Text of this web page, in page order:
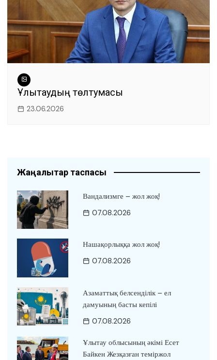
Ұлытаудың төлтумасы
23.06.2026
Жаңалықтар таспасы
Вандализмге – жол жоқ!
07.08.2026
Нашақорлыққа жол жоқ!
07.08.2026
Азаматтық белсенділік – ел
дамуының басты кепілі
07.08.2026
Ұлытау облысының әкімі Есет
Байкен Жезқазған теміржол